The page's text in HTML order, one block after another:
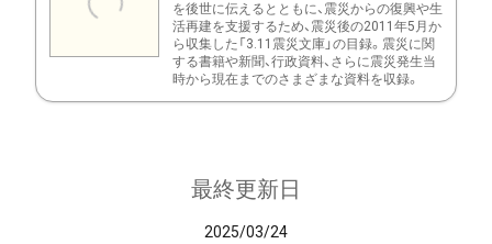
を後世に伝えるとともに、震災からの復興や生
活再建を支援するため、震災後の2011年5月か
ら収集した「3.11震災文庫」の目録。震災に関
する書籍や新聞、行政資料、さらに震災発生当
時から現在までのさまざまな資料を収録。
最終更新日
2025/03/24